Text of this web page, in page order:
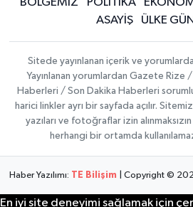
BÖLGEMİZ
POLİTİKA
ASAYİŞ
ÜLKE
Sitede yayınlanan içerik ve
Yayınlanan yorumlardan Gazete
Haberleri / Son Dakika Haberleri
harici linkler ayrı bir sayfada açılır.
yazıları ve fotoğraflar izin
herhangi bir ortamda
Haber Yazılımı: TE Bilişim | Copyright ©
En iyi site deneyimi sağlamak için